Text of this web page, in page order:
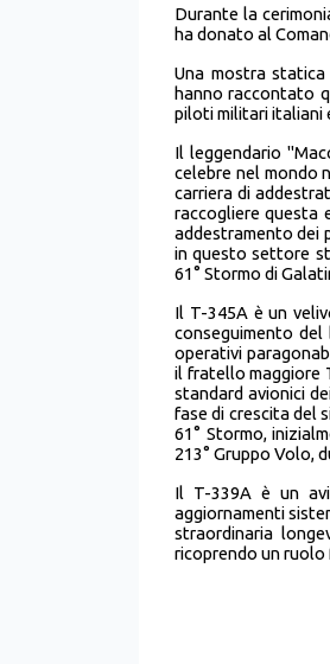
Durante la
ha donato al
Una mostra
hanno raccontato
piloti militari italiani
Il leggendario
celebre nel mondo
carriera di
raccogliere questa
addestramento dei
in questo settore
61° Stormo di
Il T-345A è un
conseguimento
operativi
il fratello maggiore
standard avionici
fase di crescita del
61° Stormo,
213° Gruppo Volo,
Il T-339A è un
aggiornamenti
straordinaria
ricoprendo un